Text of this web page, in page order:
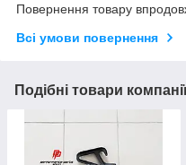
Повернення товару
Всі умови повернення
Подібні товари